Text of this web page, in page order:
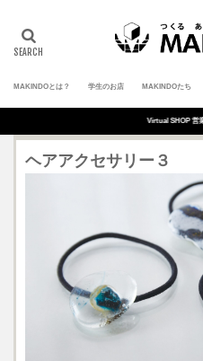
MAKINDOとは？ 学生のお店 MAKINDOたち
Virtual SHOP 営業中
ヘアアクセサリー３